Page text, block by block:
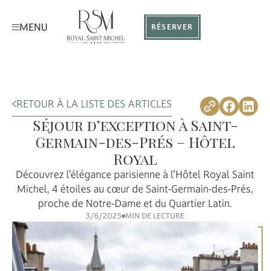
MENU RÉSERVER
RETOUR À LA LISTE DES ARTICLES
Séjour d’exception à Saint-
Germain-des-Prés – Hôtel
Royal
Découvrez l’élégance parisienne à l’Hôtel Royal Saint
Michel, 4 étoiles au cœur de Saint-Germain-des-Prés,
proche de Notre-Dame et du Quartier Latin.
3/6/2025 MIN DE LECTURE